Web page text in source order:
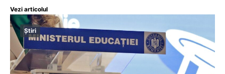
Vezi articolul
Știri